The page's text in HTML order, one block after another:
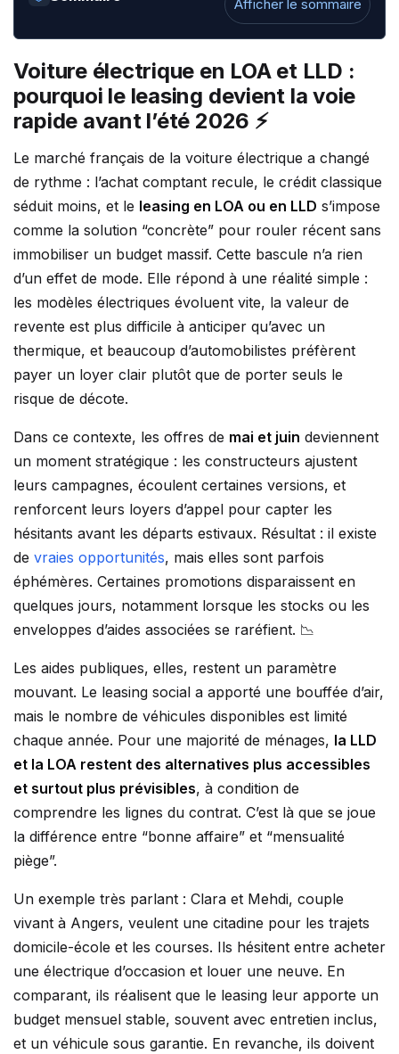
Afficher le sommaire
Voiture électrique en LOA et LLD :
pourquoi le leasing devient la voie
rapide avant l’été 2026 ⚡
Le marché français de la voiture électrique a changé
de rythme : l’achat comptant recule, le crédit classique
séduit moins, et le leasing en LOA ou en LLD s’impose
comme la solution “concrète” pour rouler récent sans
immobiliser un budget massif. Cette bascule n’a rien
d’un effet de mode. Elle répond à une réalité simple :
les modèles électriques évoluent vite, la valeur de
revente est plus difficile à anticiper qu’avec un
thermique, et beaucoup d’automobilistes préfèrent
payer un loyer clair plutôt que de porter seuls le
risque de décote.
Dans ce contexte, les offres de mai et juin deviennent
un moment stratégique : les constructeurs ajustent
leurs campagnes, écoulent certaines versions, et
renforcent leurs loyers d’appel pour capter les
hésitants avant les départs estivaux. Résultat : il existe
de vraies opportunités, mais elles sont parfois
éphémères. Certaines promotions disparaissent en
quelques jours, notamment lorsque les stocks ou les
enveloppes d’aides associées se raréfient. 📉
Les aides publiques, elles, restent un paramètre
mouvant. Le leasing social a apporté une bouffée d’air,
mais le nombre de véhicules disponibles est limité
chaque année. Pour une majorité de ménages, la LLD
et la LOA restent des alternatives plus accessibles
et surtout plus prévisibles, à condition de
comprendre les lignes du contrat. C’est là que se joue
la différence entre “bonne affaire” et “mensualité
piège”.
Un exemple très parlant : Clara et Mehdi, couple
vivant à Angers, veulent une citadine pour les trajets
domicile-école et les courses. Ils hésitent entre acheter
une électrique d’occasion et louer une neuve. En
comparant, ils réalisent que le leasing leur apporte un
budget mensuel stable, souvent avec entretien inclus,
et un véhicule sous garantie. En revanche, ils doivent